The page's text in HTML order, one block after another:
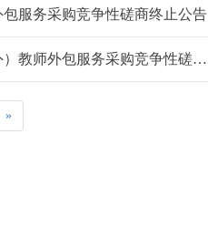
服务采购竞争性磋商终止公告
武汉市汉南区职业教育培训中心2023年人事代理制（编外）教师外包服务采购竞争性磋商公告
»